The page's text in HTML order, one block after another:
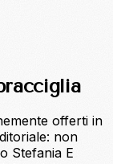
offerti in
non
Stefania E